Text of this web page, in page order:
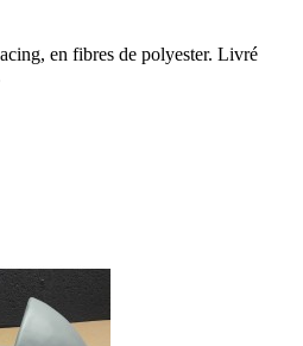
en fibres de polyester. Livré